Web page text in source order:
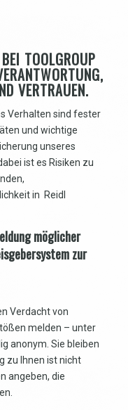
TOOLGROUP
VERTRAUEN.
Verhalten sind fester
und wichtige
unseres
ist es Risiken zu
in Reidl
möglicher
zur
Verdacht von
melden – unter
anonym. Sie bleiben
zu Ihnen ist nicht
angeben, die